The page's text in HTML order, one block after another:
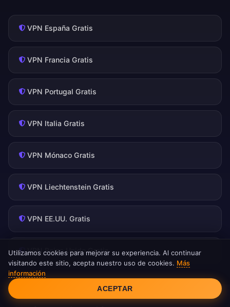
VPN España Gratis
VPN Francia Gratis
VPN Portugal Gratis
VPN Italia Gratis
VPN Mónaco Gratis
VPN Liechtenstein Gratis
VPN EE.UU. Gratis
VPN Reino Unido Gratis
Consentimiento de cookies
Utilizamos cookies para mejorar su experiencia. Al continuar
visitando este sitio, acepta nuestro uso de cookies. Más
información
ACEPTAR